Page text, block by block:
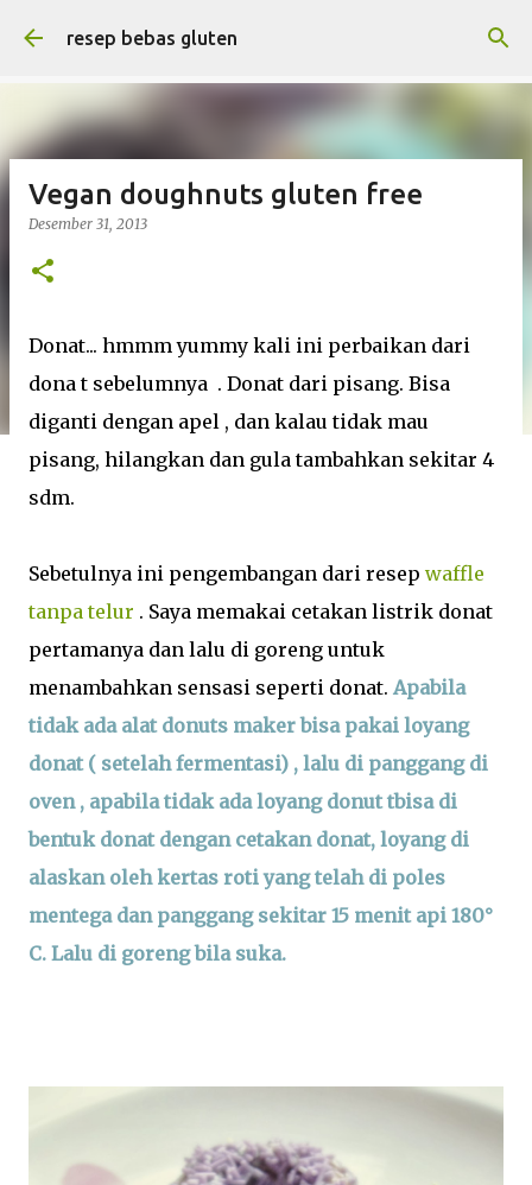
Langsung ke konten utama
resep bebas gluten
Vegan doughnuts gluten free
Desember 31, 2013
Donat... hmmm yummy kali ini perbaikan dari
dona t sebelumnya . Donat dari pisang. Bisa
diganti dengan apel , dan kalau tidak mau
pisang, hilangkan dan gula tambahkan sekitar 4
sdm.
Sebetulnya ini pengembangan dari resep waffle
tanpa telur . Saya memakai cetakan listrik donat
pertamanya dan lalu di goreng untuk
menambahkan sensasi seperti donat. Apabila
tidak ada alat donuts maker bisa pakai loyang
donat ( setelah fermentasi) , lalu di panggang di
oven , apabila tidak ada loyang donut tbisa di
bentuk donat dengan cetakan donat, loyang di
alaskan oleh kertas roti yang telah di poles
mentega dan panggang sekitar 15 menit api 180°
C. Lalu di goreng bila suka.